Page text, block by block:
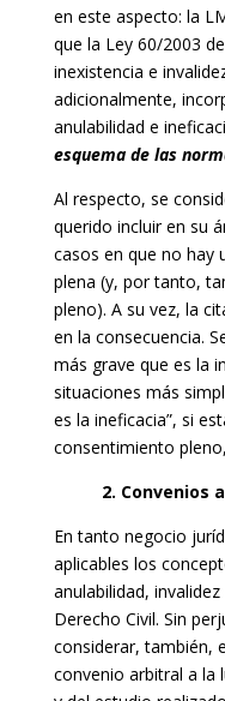
en este aspecto: la
que la Ley 60/2003
inexistencia e
adicionalmente,
anulabilidad e
esquema de las
Al respecto, se
querido incluir en su
casos en que no hay
plena (y, por tanto,
pleno). A su vez, la
en la consecuencia.
más grave que es la
situaciones más
es la ineficacia”, si
consentimiento
2. Convenios
En tanto negocio
aplicables los
anulabilidad,
Derecho Civil. Sin
considerar, también,
convenio arbitral a la